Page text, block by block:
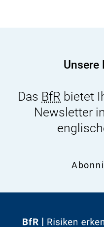
Unsere
Das BfR bietet
Newsletter